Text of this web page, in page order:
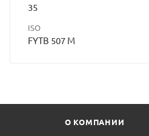
35
ISO
FYTB 507 M
О КОМПАНИИ